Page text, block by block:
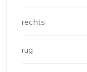
rechts
rug